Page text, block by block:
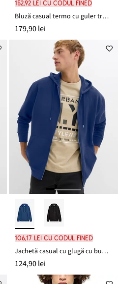
152,92 lei cu codul FINED
Bluză casual termo cu guler troyer, cu căptușeală călduroasă
179,90 lei
106,17 lei cu codul FINED
Jachetă casual cu glugă cu bumbac organic, model Loose Fit
124,90 lei